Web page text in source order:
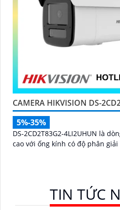
CAMERA HIKVISION DS-
5%-35%
DS-2CD2T83G2-4LI2UHUN là
cao với ống kính có độ phân giải
TIN TỨC